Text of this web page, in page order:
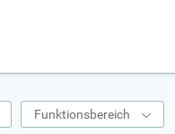
Funktionsbereich